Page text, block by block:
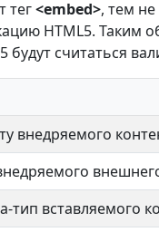
тег<embed>, тем
HTML5. Таким
будут считаться
внедряемого
тип вставляемого